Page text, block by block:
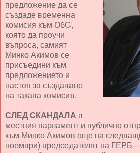
предложение да се
създаде временна
комисия към ОбС,
която да проучи
въпроса, самият
Минко Акимов се
присъедини към
предложението и
настоя за създаване
на такава комисия.
СЛЕД СКАНДАЛА в
местния парламент и публично
към Минко Акимов още на
ноември) председателят на ГЕРБ